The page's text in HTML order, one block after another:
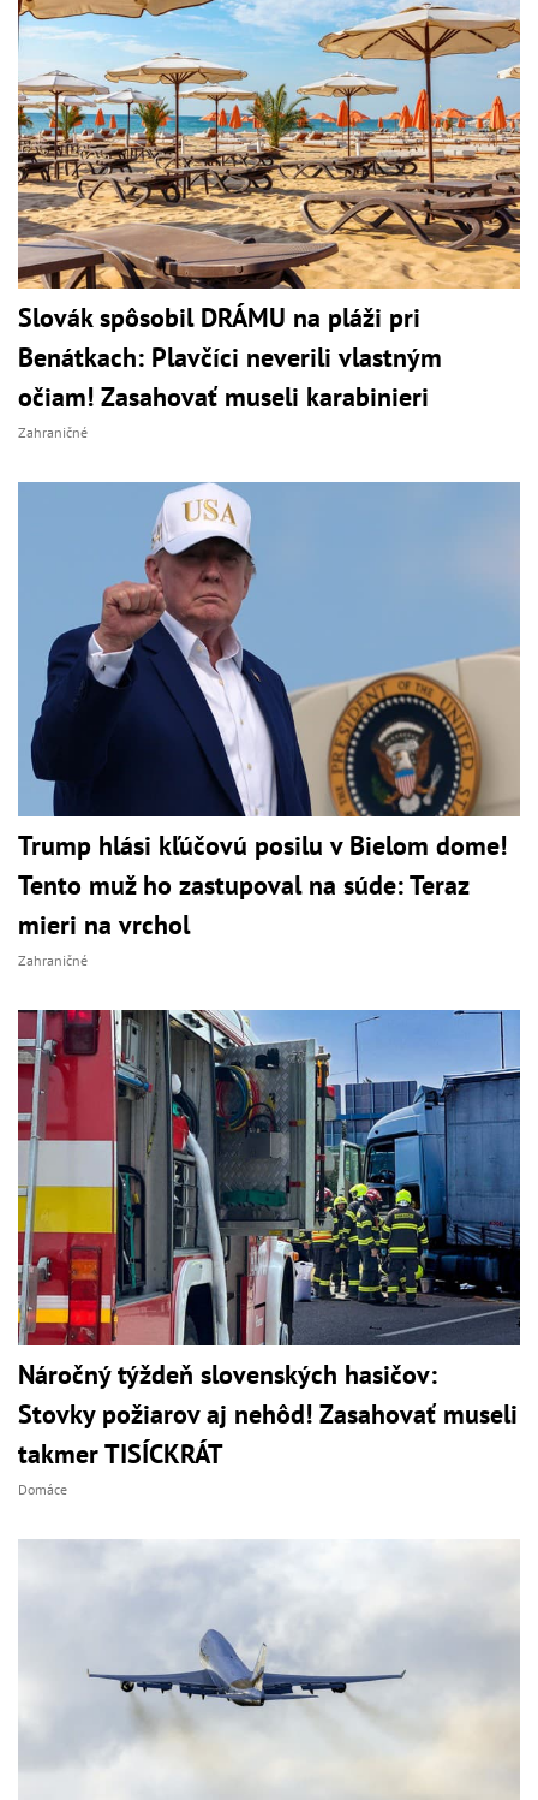
Slovák spôsobil DRÁMU na pláži pri
Benátkach: Plavčíci neverili vlastným
očiam! Zasahovať museli karabinieri
Zahraničné
Trump hlási kľúčovú posilu v Bielom dome!
Tento muž ho zastupoval na súde: Teraz
mieri na vrchol
Zahraničné
Náročný týždeň slovenských hasičov:
Stovky požiarov aj nehôd! Zasahovať museli
takmer TISÍCKRÁT
Domáce